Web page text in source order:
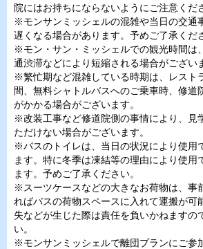
院にはお持ちにならないようにご注意くだ
※モンサンミッシェルの混雑や当日の交通
遅くなる場合があります。予めご了承くだ
※モン・サン・ミッシェルでの観光時間は
通渋滞などにより短縮される場合がござい
※繁忙期など混雑している時期は、レスト
間、無料シャトルバスへのご乗車時、修道
がかかる場合がございます。
※改装工事など修道院側の事情により、見
ただけない場合がございます。
※バスのトイレは、当日の状況により使用
ます。特に冬季は凍結等の理由により使用
ます。予めご了承ください。
※スーツケースなどの大きなお荷物は、事
ればバスの荷物スペースに入れて運搬が可
失などが生じた際は責任を負いかねますの
い。
※モンサンミッシェルで離団プランにご参